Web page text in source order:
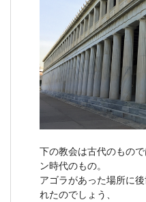
下の教会は古代のもの
ン時代のもの。
アゴラがあった場所に
れたのでしょう、